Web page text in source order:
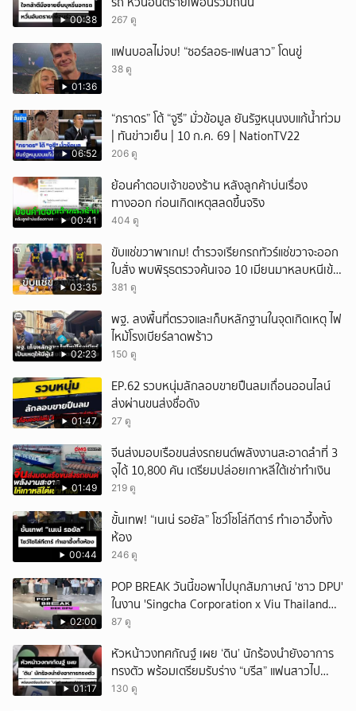
00:38 267 ดู
01:36
แฟนบอลไม่จบ! “ซอร์ลอธ-แฟนสาว” โดนขู่
38 ดู
06:52
“ภราดร” โต้ “จูรี” มั่วข้อมูล ยันรัฐหนุนงบแก้น้ำท่วม
| ทันข่าวเย็น | 10 ก.ค. 69 | NationTV22
206 ดู
00:41
ย้อนคำตอบเจ้าของร้าน หลังลูกค้าบ่นเรื่อง
ทางออก ก่อนเกิดเหตุสลดขึ้นจริง
404 ดู
03:35
ขับแช่ขวาพาเกม! ตำรวจเรียกรถทัวร์แช่ขวาจะออก
ใบสั่ง พบพิรุธตรวจค้นเจอ 10 เมียนมาหลบหนีเข้า
เมือง
381 ดู
02:23
พฐ. ลงพื้นที่ตรวจและเก็บหลักฐานในจุดเกิดเหตุ ไฟ
ไหม้โรงเบียร์ลาดพร้าว
150 ดู
01:47
EP.62 รวบหนุ่มลักลอบขายปืนลมเถื่อนออนไลน์
ส่งผ่านขนส่งชื่อดัง
27 ดู
01:49
จีนส่งมอบเรือขนส่งรถยนต์พลังงานสะอาดลำที่ 3
จุได้ 10,800 คัน เตรียมปล่อยเกาหลีใต้เช่าทำเงิน
219 ดู
00:44
ขั้นเทพ! “เนเน่ รอยัล” โชว์โซโล่กีตาร์ ทำเอาอึ้งทั้ง
ห้อง
246 ดู
02:00
POP BREAK วันนี้ขอพาไปบุกสัมภาษณ์ 'ชาว DPU'
ในงาน 'Singcha Corporation x Viu Thailand
present BOXX TO SCHOOL AND CAMPUS'
87 ดู
01:17
หัวหน้าวงทศกัณฐ์ เผย ‘ดิน’ นักร้องนำยังอาการ
ทรงตัว พร้อมเตรียมรับร่าง “บรีส” แฟนสาวไป
ประกอบพิธี
130 ดู